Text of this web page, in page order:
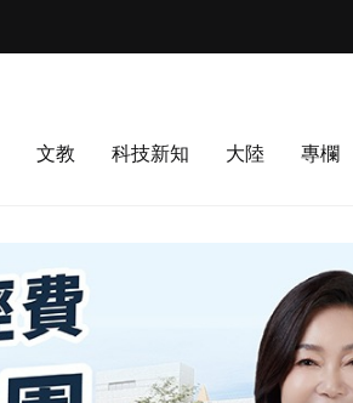
文教 科技新知 大陸 專欄